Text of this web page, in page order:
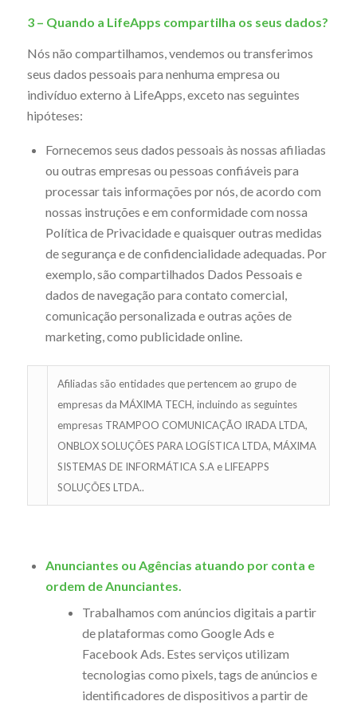
3 – Quando a LifeApps compartilha os seus dados?
Nós não compartilhamos, vendemos ou transferimos
seus dados pessoais para nenhuma empresa ou
indivíduo externo à LifeApps, exceto nas seguintes
hipóteses:
Fornecemos seus dados pessoais às nossas afiliadas
ou outras empresas ou pessoas confiáveis para
processar tais informações por nós, de acordo com
nossas instruções e em conformidade com nossa
Política de Privacidade e quaisquer outras medidas
de segurança e de confidencialidade adequadas. Por
exemplo, são compartilhados Dados Pessoais e
dados de navegação para contato comercial,
comunicação personalizada e outras ações de
marketing, como publicidade online.
Afiliadas são entidades que pertencem ao grupo de
empresas da MÁXIMA TECH, incluindo as seguintes
empresas TRAMPOO COMUNICAÇÃO IRADA LTDA,
ONBLOX SOLUÇÕES PARA LOGÍSTICA LTDA, MÁXIMA
SISTEMAS DE INFORMÁTICA S.A e LIFEAPPS
SOLUÇÕES LTDA..
Anunciantes ou Agências atuando por conta e
ordem de Anunciantes.
Trabalhamos com anúncios digitais a partir
de plataformas como Google Ads e
Facebook Ads. Estes serviços utilizam
tecnologias como pixels, tags de anúncios e
identificadores de dispositivos a partir de